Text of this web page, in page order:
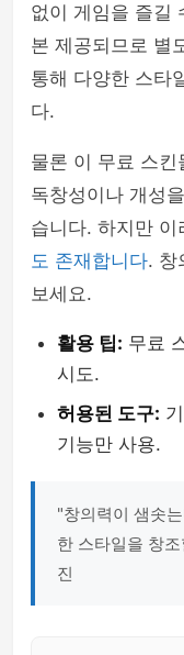
없이 게임을 즐길
본 제공되므로 별
통해 다양한 스타
다.
물론 이 무료 스킨
독창성이나 개성
습니다. 하지만
도 존재합니다. 창
보세요.
활용 팁: 무료
시도.
허용된 도구:
기능만 사용.
"창의력이 샘솟
한 스타일을 창
진